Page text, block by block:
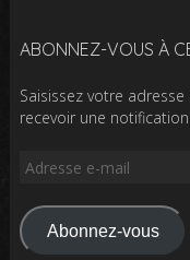
ABONNEZ-VOUS À
Saisissez votre
recevoir une
Adresse
mail
Abonnez-vous